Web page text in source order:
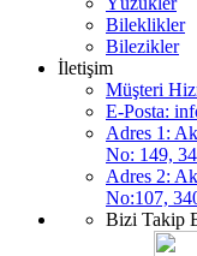
Bileklikler
Bilezikler
İletişim
Müşteri
E-Posta:
Adres 1:
No: 149,
Adres 2:
No:107,
Bizi Takip